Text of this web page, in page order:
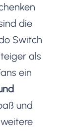
die
Switch
als
ein
und